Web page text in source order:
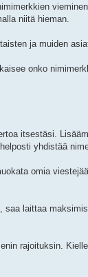
niitä hieman.
ja muiden
onko
itsestäsi.
yhdistää
omia
saa laittaa
rajoituksin.